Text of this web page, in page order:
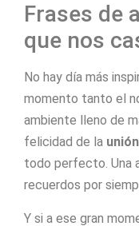
Frases de
que nos
No hay día más
momento tanto el
ambiente lleno de
felicidad de la
todo perfecto. Una
recuerdos por
Y si a ese gran